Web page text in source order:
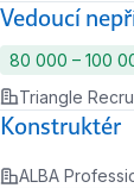
Vedoucí
80 000 ‍–‍ 100
Triangle
Konstruktér
ALBA